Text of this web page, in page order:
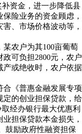
资金，进一步降低县
险业务的资金顾虑，
、市场价格波动等，
农户为其100亩葡萄
可负担2800元，农户
产或绝收时，农户依据
合《普惠金融发展专项
定的创业担保贷款，给
经办银行最大优惠利
担保贷款本金损失，
鼓励政府性融资担保